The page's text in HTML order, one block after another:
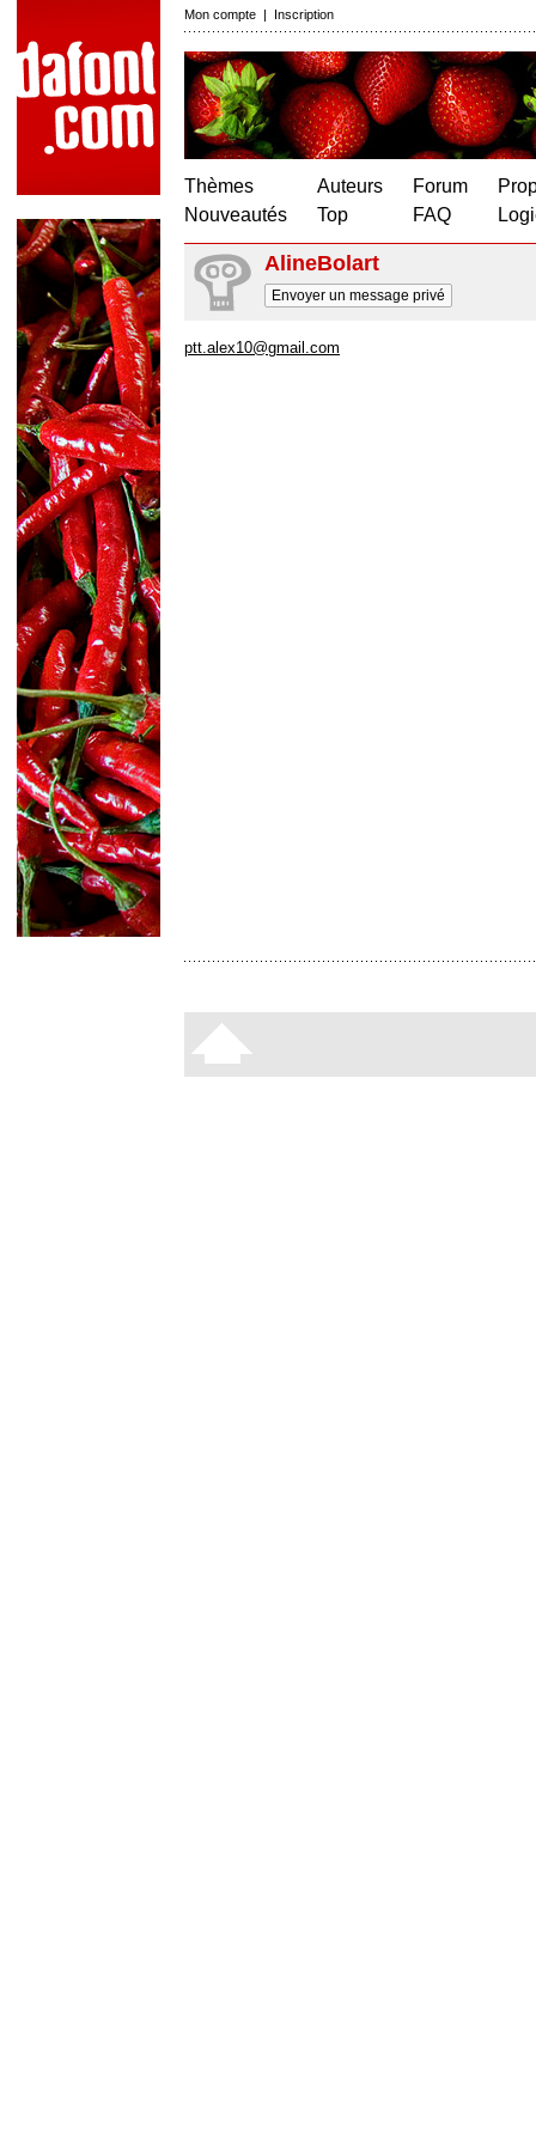
Mon compte | Inscription
Thèmes
Nouveautés
Auteurs
Top
Forum
FAQ
AlineBolart
Envoyer un message privé
ptt.alex10@gmail.com